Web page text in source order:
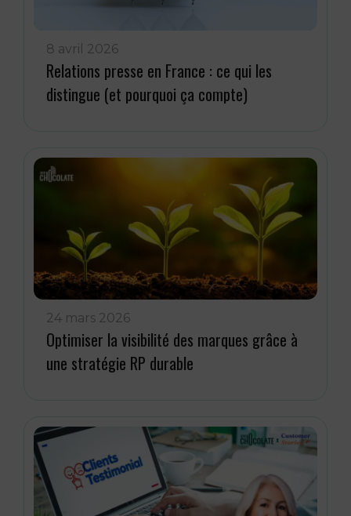
8 avril 2026
Relations presse en France : ce qui les
distingue (et pourquoi ça compte)
24 mars 2026
Optimiser la visibilité des marques grâce à
une stratégie RP durable